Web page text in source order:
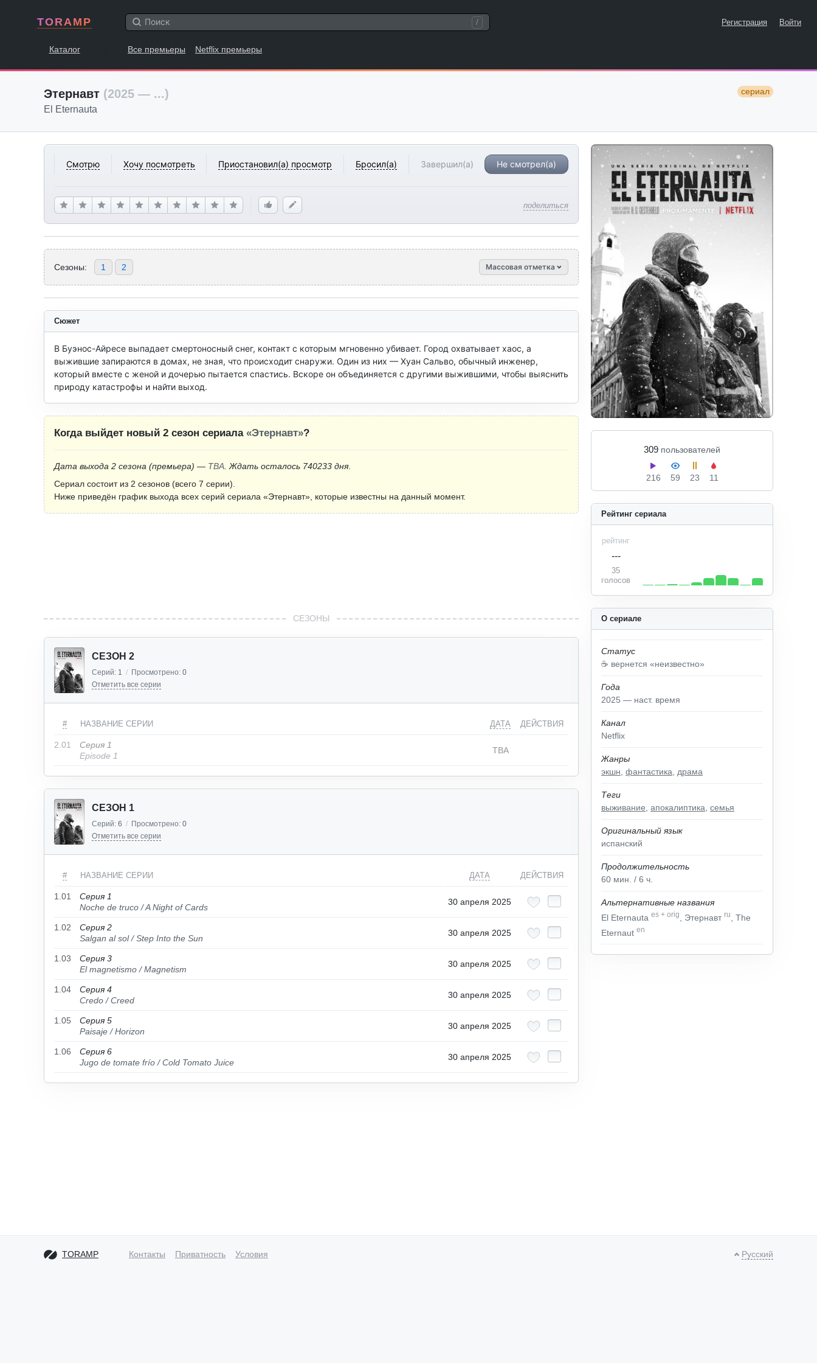
TORAMP / Регистрация Войти
Каталог Все премьеры Netflix премьеры
Этернавт (2025 — ...) сериал
El Eternauta
Смотрю Хочу посмотреть Приостановил(а) просмотр Бросил(а) Завершил(а) Не смотрел(а)
поделиться
309 пользователей
216 59 23 11
Сезоны: 1 2 Массовая отметка
О сериале
Статус
☕️ вернется «неизвестно»
Года
2025 — наст. время
Канал
Netflix
Жанры
экшн фантастика драма
Теги
выживание апокалиптика семья
Оригинальный язык
испанский
Продолжительность
60 мин. / 6 ч.
Альтернативные названия
El Eternauta es + orig , Этернавт ru
, The
Eternaut en
Рейтинг сериала
рейтинг
---
35
голосов
Сюжет
В Буэнос-Айресе выпадает смертоносный снег, контакт с которым мгновенно убивает. Город охватывает хаос, а
выжившие запираются в домах, не зная, что происходит снаружи. Один из них — Хуан Сальво, обычный инженер,
который вместе с женой и дочерью пытается спастись. Вскоре он объединяется с другими выжившими, чтобы выяснить
природу катастрофы и найти выход.
Когда выйдет новый 2 сезон сериала «Этернавт»?
Дата выхода 2 сезона (премьера) — TBA . Ждать осталось 740233 дня
Сериал состоит из 2 сезонов (всего 7 серии).
Ниже приведён график выхода всех серий сериала «Этернавт», которые известны на данный момент.
СЕЗОНЫ
СЕЗОН 2
Серий: 1 / Просмотрено: 0
Отметить все серии
# НАЗВАНИЕ СЕРИИ ДАТА ДЕЙСТВИЯ
2.01
Серия 1
Episode 1
TBA
СЕЗОН 1
Серий: 6 / Просмотрено: 0
Отметить все серии
# НАЗВАНИЕ СЕРИИ ДАТА ДЕЙСТВИЯ
1.01
Серия 1
Noche de truco / A Night of Cards
30 апреля 2025
1.02
Серия 2
Salgan al sol / Step Into the Sun
30 апреля 2025
1.03
Серия 3
El magnetismo / Magnetism
30 апреля 2025
1.04
Серия 4
Credo / Creed
30 апреля 2025
1.05
Серия 5
Paisaje / Horizon
30 апреля 2025
1.06
Серия 6
Jugo de tomate frío / Cold Tomato Juice
30 апреля 2025
TORAMP Контакты Приватность Условия Русский